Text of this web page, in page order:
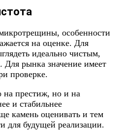
особенности
на оценке. Для
идеально чистым,
Для рынка значение имеет
проверке.
на престиж, но и на
и стабильнее
камень оценивать и тем
для будущей реализации.